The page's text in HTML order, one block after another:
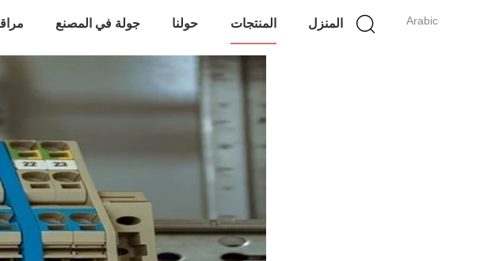
Arabic المنزل المنتجات حولنا جولة في المصنع